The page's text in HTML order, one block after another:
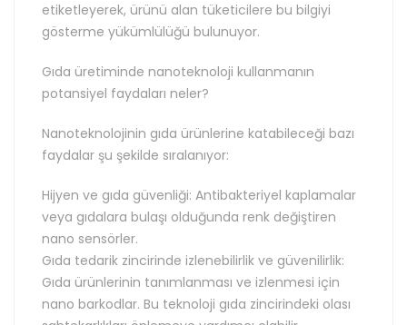
etiketleyerek, ürünü alan tüketicilere bu bilgiyi
gösterme yükümlülüğü bulunuyor.
Gıda üretiminde nanoteknoloji kullanmanın
potansiyel faydaları neler?
Nanoteknolojinin gıda ürünlerine katabileceği bazı
faydalar şu şekilde sıralanıyor:
Hijyen ve gıda güvenliği: Antibakteriyel kaplamalar
veya gıdalara bulaşı olduğunda renk değiştiren
nano sensörler.
Gıda tedarik zincirinde izlenebilirlik ve güvenilirlik:
Gıda ürünlerinin tanımlanması ve izlenmesi için
nano barkodlar. Bu teknoloji gıda zincirindeki olası